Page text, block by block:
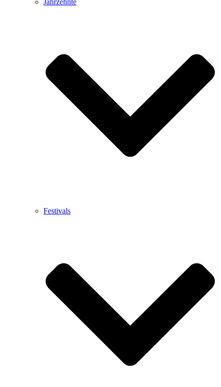
Festivals